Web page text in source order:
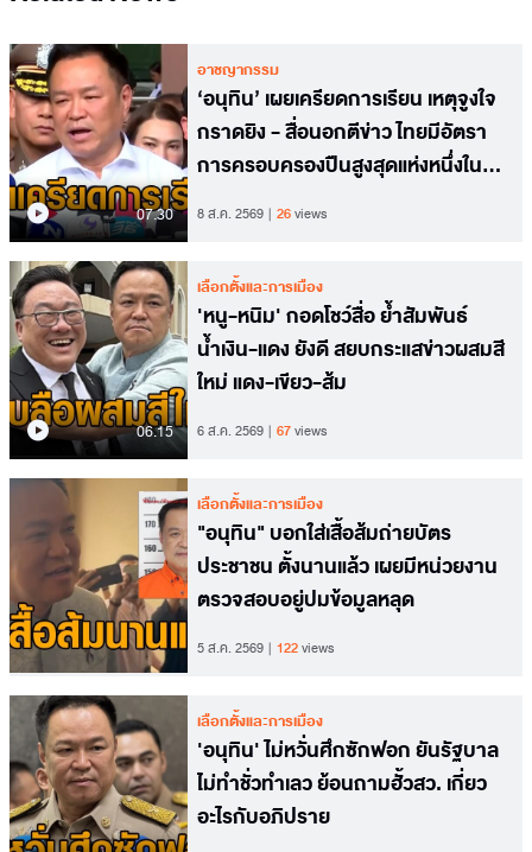
07.30
อาชญากรรม
‘อนุทิน’ เผยเครียดการเรียน เหตุจูงใจ
กราดยิง - สื่อนอกตีข่าว ไทยมีอัตรา
การครอบครองปืนสูงสุดแห่งหนึ่งใน
8 ส.ค. 2569 26views
06.15
เลือกตั้งและการเมือง
'หนู-หนิม' กอดโชว์สื่อ ย้ำสัมพันธ์
น้ำเงิน-แดง ยังดี สยบกระแสข่าวผสมสี
ใหม่ แดง-เขียว-ส้ม
6 ส.ค. 2569 67views
เลือกตั้งและการเมือง
"อนุทิน" บอกใส่เสื้อส้มถ่ายบัตร
ประชาชน ตั้งนานแล้ว เผยมีหน่วยงาน
ตรวจสอบอยู่ปมข้อมูลหลุด
5 ส.ค. 2569 122views
เลือกตั้งและการเมือง
'อนุทิน' ไม่หวั่นศึกซักฟอก ยันรัฐบาล
ไม่ทำชั่วทำเลว ย้อนถามฮั้วสว. เกี่ยว
อะไรกับอภิปราย